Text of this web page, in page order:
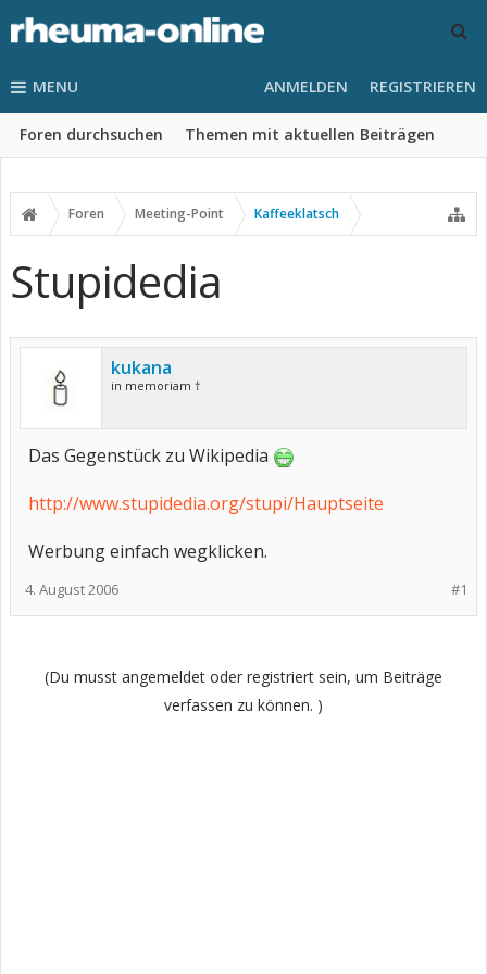
MENU
Foren durchsuchen Themen mit aktuellen Beiträgen
ANMELDEN REGISTRIEREN
Foren Meeting-Point Kaffeeklatsch
Stupidedia
kukana
in memoriam †
Das Gegenstück zu Wikipedia
http://www.stupidedia.org/stupi/Hauptseite
Werbung einfach wegklicken.
#1
4. August 2006
(Du musst angemeldet oder registriert sein, um Beiträge
verfassen zu können. )